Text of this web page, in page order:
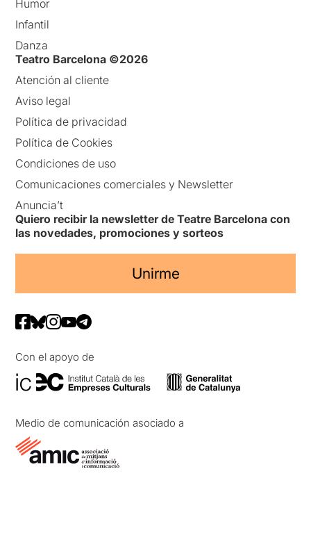
Humor
Infantil
Danza
Teatro Barcelona ©2026
Atención al cliente
Aviso legal
Política de privacidad
Política de Cookies
Condiciones de uso
Comunicaciones comerciales y Newsletter
Anuncia’t
Quiero recibir la newsletter de Teatre Barcelona con
las novedades, promociones y sorteos
Unirme
Con el apoyo de
Medio de comunicación asociado a